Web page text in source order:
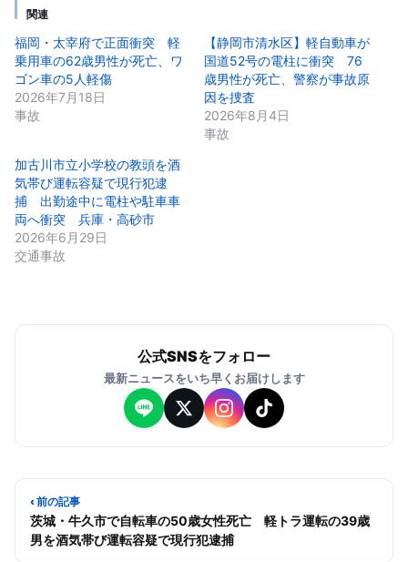
関連
福岡・太宰府で正面衝突 軽
乗用車の62歳男性が死亡、ワ
ゴン車の5人軽傷
2026年7月18日
事故
【静岡市清水区】軽自動車が
国道52号の電柱に衝突 76
歳男性が死亡、警察が事故原
因を捜査
2026年8月4日
事故
加古川市立小学校の教頭を酒
気帯び運転容疑で現行犯逮
捕 出勤途中に電柱や駐車車
両へ衝突 兵庫・高砂市
2026年6月29日
交通事故
公式SNSをフォロー
最新ニュースをいち早くお届けします
‹ 前の記事
茨城・牛久市で自転車の50歳女性死亡 軽トラ運転の39歳
男を酒気帯び運転容疑で現行犯逮捕